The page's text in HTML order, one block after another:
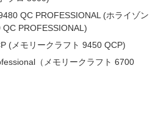
QC PROFESSIONAL (ホライゾン
QC PROFESSIONAL)
(メモリークラフト 9450 QCP)
（メモリークラフト 6700